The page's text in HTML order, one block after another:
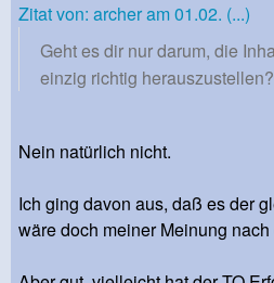
Zitat von: archer am 01.02. (...)
Geht es dir nur darum, die
einzig richtig herauszustellen?
Nein natürlich nicht.
Ich ging davon aus, daß es der
wäre doch meiner Meinung